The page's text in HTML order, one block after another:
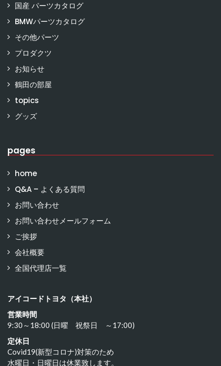
国産 パーツカタログ
BMWパーツカタログ
その他パーツ
プロダクツ
お知らせ
鶴田の部屋
topics
グッズ
pages
home
Q&A – よくある質問
お問い合わせ
お問い合わせメールフォーム
ご挨拶
会社概要
全国代理店一覧
アイコードトヨタ（本社）
営業時間
9:30～18:00 (日曜 祝祭日 ～17:00)
定休日
Covid19(新型コロナ)対策のため
水曜日・日曜日は休業致します。